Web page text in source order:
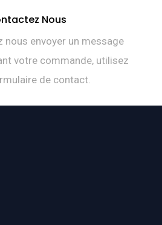
Nous
nous envoyer un message
votre commande, utilisez
de contact.